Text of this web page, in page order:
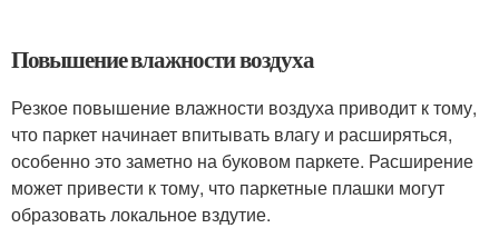
Повышение влажности воздуха
Резкое повышение влажности воздуха приводит к тому,
что паркет начинает впитывать влагу и расширяться,
особенно это заметно на буковом паркете. Расширение
может привести к тому, что паркетные плашки могут
образовать локальное вздутие.